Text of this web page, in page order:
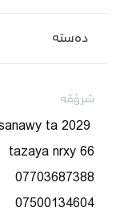
دەستە
شرۆڤە
ta 2029
07500134604